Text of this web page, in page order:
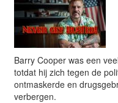
Barry Cooper was een
totdat hij zich tegen de
ontmaskerde en
verbergen.